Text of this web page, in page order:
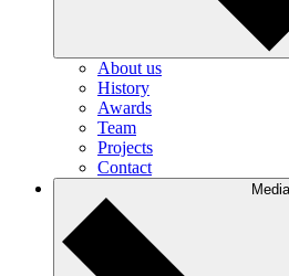
About us
History
Awards
Team
Projects
Contact
Media